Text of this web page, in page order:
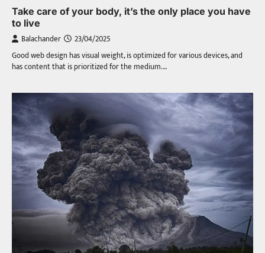
Take care of your body, it’s the only place you have
to live
Balachander 23/04/2025
Good web design has visual weight, is optimized for various devices, and
has content that is prioritized for the medium.…